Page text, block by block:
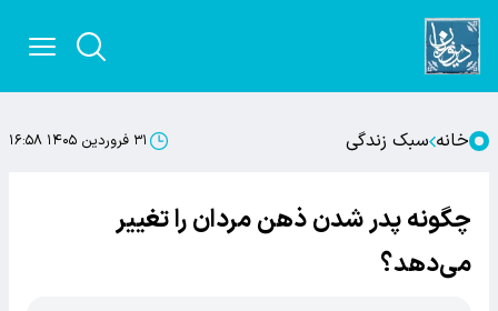
خانه سبک زندگی ۳۱ فروردین ۱۴۰۵ ۱۶:۵۸
چگونه پدر شدن ذهن مردان را تغییر
می‌دهد؟